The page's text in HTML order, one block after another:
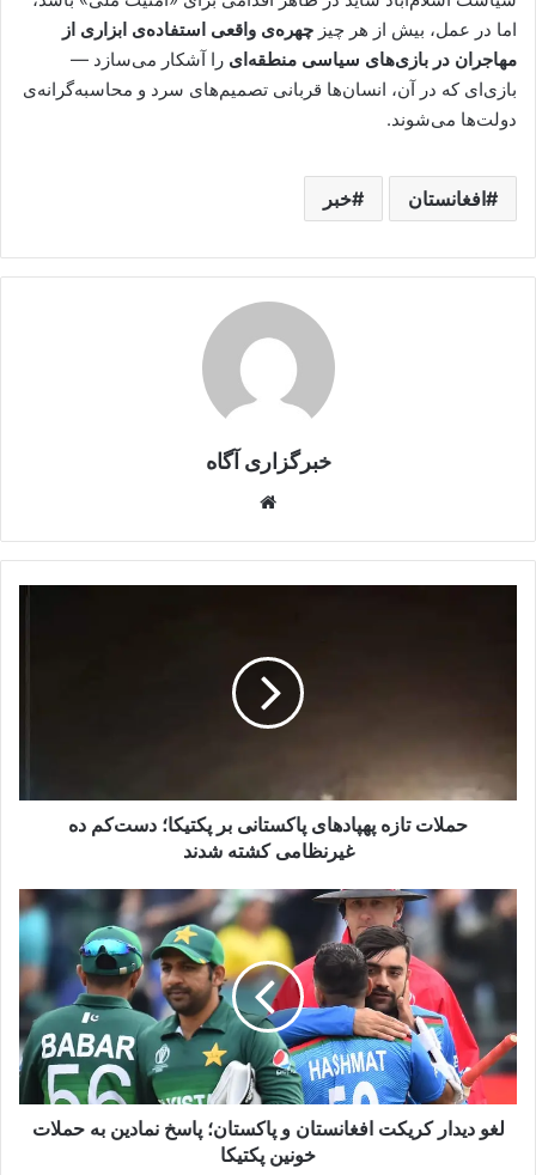
اما در عمل، بیش از هر چیز چهره‌ی واقعی استفاده‌ی ابزاری از
مهاجران در بازی‌های سیاسی منطقه‌ای را آشکار می‌سازد —
بازی‌ای که در آن، انسان‌ها قربانی تصمیم‌های سرد و محاسبه‌گرانه‌ی
دولت‌ها می‌شوند.
افغانستان خبر
خبرگزاری آگاه
غیرنظامی
حملات تازه پهپادهای پاکستانی بر پکتیکا؛ دست‌کم ده
غیرنظامی کشته شدند
لغو
دیدار
پاکستان؛
پاسخ
نمادین
به
حملات
لغو دیدار کریکت افغانستان و پاکستان؛ پاسخ نمادین به حملات
خونین پکتیکا